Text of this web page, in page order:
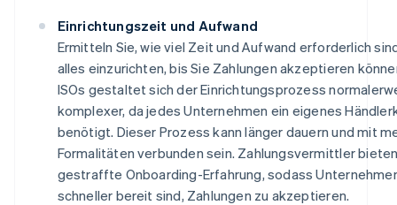
Einrichtungszeit und Aufwand
Ermitteln Sie, wie viel Zeit und Aufwand erforderlich
alles einzurichten, bis Sie Zahlungen akzeptieren
ISOs gestaltet sich der Einrichtungsprozess
komplexer, da jedes Unternehmen ein eigenes
benötigt. Dieser Prozess kann länger dauern und mit
Formalitäten verbunden sein. Zahlungsvermittler
gestraffte Onboarding-Erfahrung, sodass
schneller bereit sind, Zahlungen zu akzeptieren.